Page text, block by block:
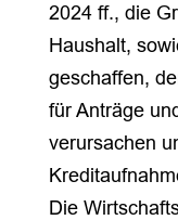
2024 ff., die
Haushalt,
geschaffen,
für Anträge
verursachen
Die